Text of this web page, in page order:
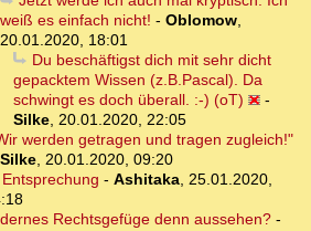
weiß es einfach nicht! - Oblomow,
20.01.2020, 18:01
Du beschäftigst dich mit sehr dicht
gepacktem Wissen (z.B.Pascal). Da
schwingt es doch überall. :-) (oT)
-
Silke, 20.01.2020, 22:05
werden getragen und tragen zugleich!"
Silke, 20.01.2020, 09:20
Entsprechung - Ashitaka, 25.01.2020,
Rechtsgefüge denn aussehen?-